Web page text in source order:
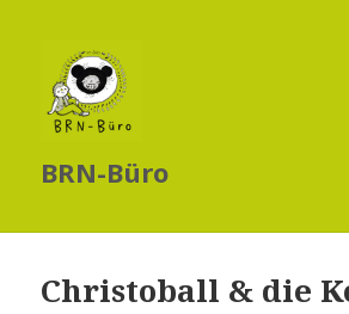
BRN-Büro
Christoball & die